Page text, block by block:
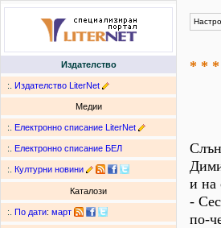
Издателство
:. Издателство LiterNet
Медии
:. Електронно списание LiterNet
:. Електронно списание БЕЛ
:. Културни новини
Каталози
:. По дати: март
* * *
и на
-
по-